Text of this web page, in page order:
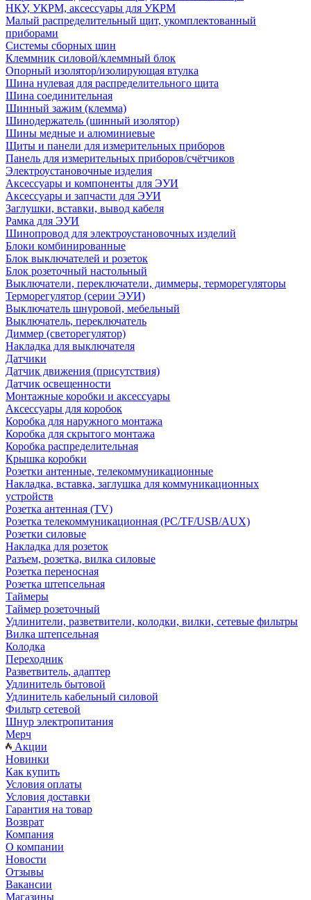
НКУ, УКРМ, аксессуары для УКРМ
Малый распределительный щит, укомплектованный
приборами
Системы сборных шин
Клеммник силовой/клеммный блок
Опорный изолятор/изолирующая втулка
Шина нулевая для распределительного щита
Шина соединительная
Шинный зажим (клемма)
Шинодержатель (шинный изолятор)
Шины медные и алюминиевые
Щиты и панели для измерительных приборов
Панель для измерительных приборов/счётчиков
Электроустановочные изделия
Аксессуары и компоненты для ЭУИ
Аксессуары и запчасти для ЭУИ
Заглушки, вставки, вывод кабеля
Рамка для ЭУИ
Шинопровод для электроустановочных изделий
Блоки комбинированные
Блок выключателей и розеток
Блок розеточный настольный
Выключатели, переключатели, диммеры, терморегуляторы
Терморегулятор (серии ЭУИ)
Выключатель шнуровой, мебельный
Выключатель, переключатель
Диммер (светорегулятор)
Накладка для выключателя
Датчики
Датчик движения (присутствия)
Датчик освещенности
Монтажные коробки и аксессуары
Аксессуары для коробок
Коробка для наружного монтажа
Коробка для скрытого монтажа
Коробка распределительная
Крышка коробки
Розетки антенные, телекоммуникационные
Накладка, вставка, заглушка для коммуникационных
устройств
Розетка антенная (TV)
Розетка телекоммуникационная (PC/TF/USB/AUX)
Розетки силовые
Накладка для розеток
Разъем, розетка, вилка силовые
Розетка переносная
Розетка штепсельная
Таймеры
Таймер розеточный
Удлинители, разветвители, колодки, вилки, сетевые фильтры
Вилка штепсельная
Колодка
Переходник
Разветвитель, адаптер
Удлинитель бытовой
Удлинитель кабельный силовой
Фильтр сетевой
Шнур электропитания
Мерч
Акции
Новинки
Как купить
Условия оплаты
Условия доставки
Гарантия на товар
Возврат
Компания
О компании
Новости
Отзывы
Вакансии
Магазины